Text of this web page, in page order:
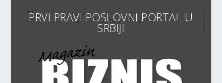
PRVI PRAVI POSLOVNI PORTAL